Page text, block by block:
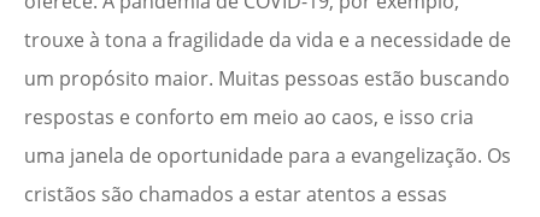
trouxe à tona a fragilidade da vida e a necessidade de
um propósito maior. Muitas pessoas estão buscando
respostas e conforto em meio ao caos, e isso cria
uma janela de oportunidade para a evangelização. Os
cristãos são chamados a estar atentos a essas